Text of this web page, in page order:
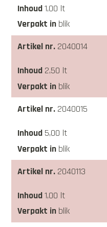
1,00 lt
blik
2040014
2,50 lt
blik
2040015
5,00 lt
blik
2040113
1,00 lt
blik